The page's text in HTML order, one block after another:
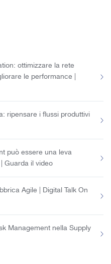
ottimizzare la rete
le performance |
ripensare i flussi produttivi
può essere una leva
Guarda il video
Agile | Digital Talk On
Management nella Supply